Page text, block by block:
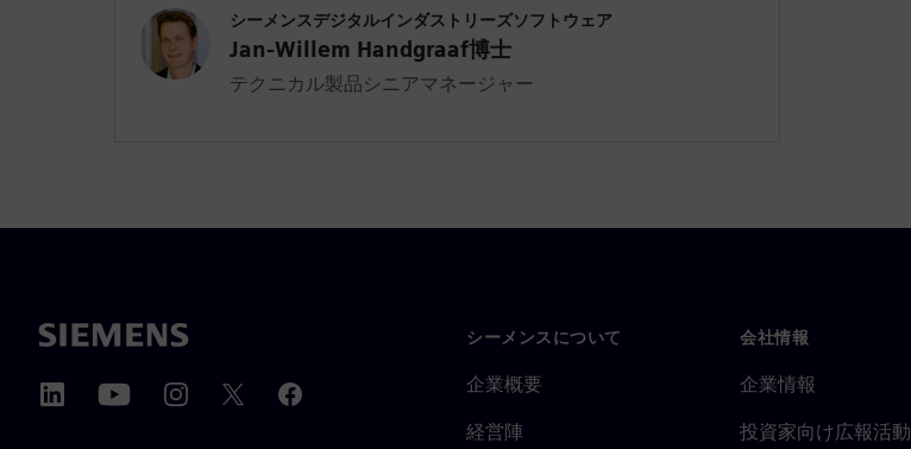
シーメンスデジタルインダストリーズソフトウェア
Jan-Willem Handgraaf博士
テクニカル製品シニアマネージャー
シーメンスについて
企業概要
経営陣
会社情報
企業情報
投資家向け広報活動